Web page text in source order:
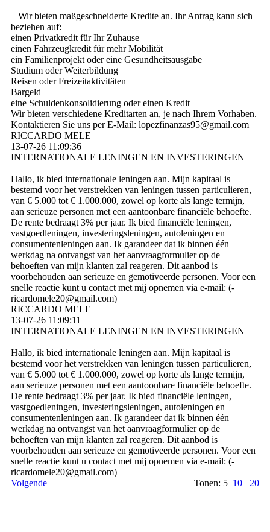
– Wir bieten maßgeschneiderte Kredite an. Ihr Antrag kann sich
beziehen auf:
einen Privatkredit für Ihr Zuhause
einen Fahrzeugkredit für mehr Mobilität
ein Familienprojekt oder eine Gesundheitsausgabe
Studium oder Weiterbildung
Reisen oder Freizeitaktivitäten
Bargeld
eine Schuldenkonsolidierung oder einen Kredit
Wir bieten verschiedene Kreditarten an, je nach Ihrem Vorhaben.
Kontaktieren Sie uns per E-Mail: lopezfinanzas95@­gmail.­com
RICCARDO MELE
13-07-26 11:09:36
INTERNATIONALE LENINGEN EN INVESTERINGEN
Hallo, ik bied internationale leningen aan. Mijn kapitaal is
bestemd voor het verstrekken van leningen tussen particulieren,
van € 5.000 tot € 1.000.000, zowel op korte als lange termijn,
aan serieuze personen met een aantoonbare financiële behoefte.
De rente bedraagt ​​3% per jaar. Ik bied financiële leningen,
vastgoedleningen, investeringsleningen, autoleningen en
consumentenleningen aan. Ik garandeer dat ik binnen één
werkdag na ontvangst van het aanvraagformulier op de
behoeften van mijn klanten zal reageren. Dit aanbod is
voorbehouden aan serieuze en gemotiveerde personen. Voor een
snelle reactie kunt u contact met mij opnemen via e-mail: (­
ricardomele20@­gmail.­com)­
RICCARDO MELE
13-07-26 11:09:11
INTERNATIONALE LENINGEN EN INVESTERINGEN
Hallo, ik bied internationale leningen aan. Mijn kapitaal is
bestemd voor het verstrekken van leningen tussen particulieren,
van € 5.000 tot € 1.000.000, zowel op korte als lange termijn,
aan serieuze personen met een aantoonbare financiële behoefte.
De rente bedraagt ​​3% per jaar. Ik bied financiële leningen,
vastgoedleningen, investeringsleningen, autoleningen en
consumentenleningen aan. Ik garandeer dat ik binnen één
werkdag na ontvangst van het aanvraagformulier op de
behoeften van mijn klanten zal reageren. Dit aanbod is
voorbehouden aan serieuze en gemotiveerde personen. Voor een
snelle reactie kunt u contact met mij opnemen via e-mail: (­
ricardomele20@­gmail.­com)­
Volgende
Tonen: 5 10 20